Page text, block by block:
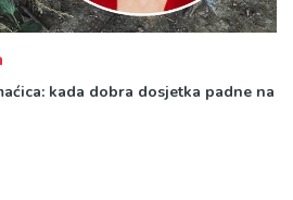
kada dobra dosjetka padne na